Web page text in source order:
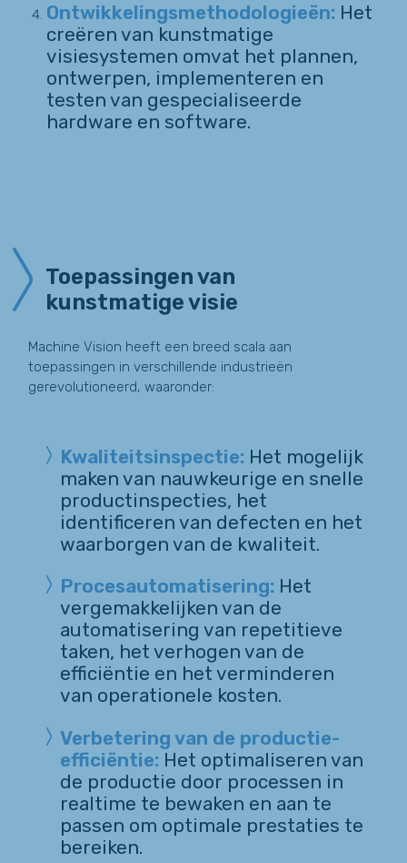
Ontwikkelingsmethodologieën: Het
creëren van kunstmatige
visiesystemen omvat het plannen,
ontwerpen, implementeren en
testen van gespecialiseerde
hardware en software.
Toepassingen van
kunstmatige visie
Machine Vision heeft een breed scala aan
toepassingen in verschillende industrieën
gerevolutioneerd, waaronder:
Kwaliteitsinspectie: Het mogelijk
maken van nauwkeurige en snelle
productinspecties, het
identificeren van defecten en het
waarborgen van de kwaliteit.
Procesautomatisering: Het
vergemakkelijken van de
automatisering van repetitieve
taken, het verhogen van de
efficiëntie en het verminderen
van operationele kosten.
Verbetering van de productie-
efficiëntie: Het optimaliseren van
de productie door processen in
realtime te bewaken en aan te
passen om optimale prestaties te
bereiken.